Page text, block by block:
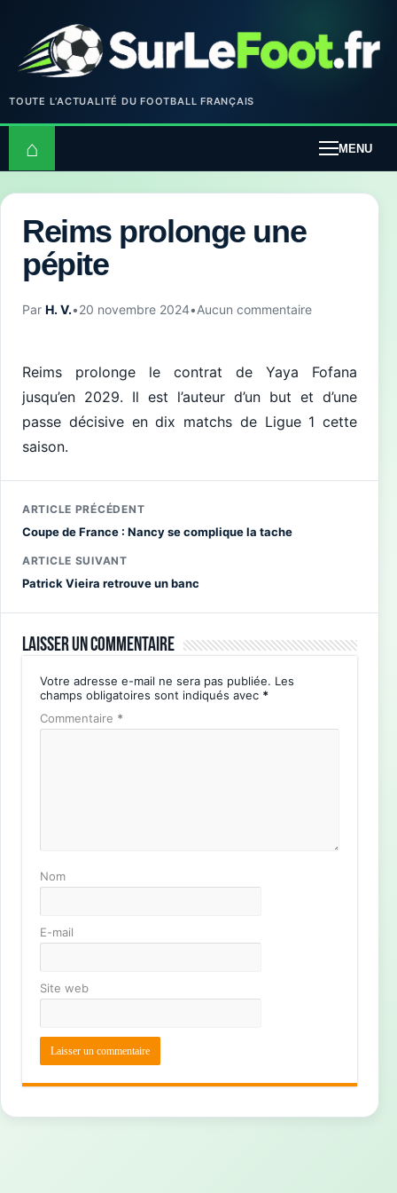
TOUTE L’ACTUALITÉ DU FOOTBALL FRANÇAIS
⌂ MENU
Reims prolonge une
pépite
Par H. V.•20 novembre 2024•Aucun commentaire
Reims prolonge le contrat de Yaya Fofana
jusqu’en 2029. Il est l’auteur d’un but et d’une
passe décisive en dix matchs de Ligue 1 cette
saison.
ARTICLE PRÉCÉDENT
Coupe de France : Nancy se complique la tache
ARTICLE SUIVANT
Patrick Vieira retrouve un banc
Laisser un commentaire
Votre adresse e-mail ne sera pas publiée. Les
champs obligatoires sont indiqués avec *
Commentaire *
Nom
E-mail
Site web